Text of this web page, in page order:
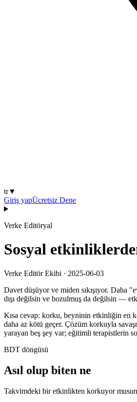
tr▼
Giriş yapÜcretsiz Dene
Verke Editöryal
Sosyal
Verke Editör Ekibi · 2025-06-03
Davet düşüyor ve miden sıkışıyor. Daha
dışı değilsin ve bozulmuş da değilsin —
Kısa cevap: korku, beyninin etkinliğin en
daha az kötü geçer. Çözüm korkuyla
yarayan beş şey var; eğitimli terapistlerin
BDT döngüsü
Asıl olup biten ne
Takvimdeki bir etkinlikten korkuyor